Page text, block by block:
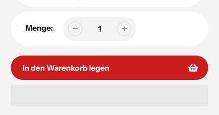
Menge:
In den Warenkorb legen